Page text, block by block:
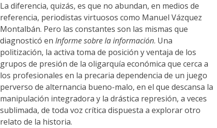
La diferencia, quizás, es que no abundan, en medios de
referencia, periodistas virtuosos como Manuel Vázquez
Montalbán. Pero las constantes son las mismas que
diagnosticó en Informe sobre la información. Una
politización, la activa toma de posición y ventaja de los
grupos de presión de la oligarquía económica que cerca a
los profesionales en la precaria dependencia de un juego
perverso de alternancia bueno-malo, en el que descansa la
manipulación integradora y la drástica represión, a veces
sublimada, de toda voz crítica dispuesta a explorar otro
relato de la historia.